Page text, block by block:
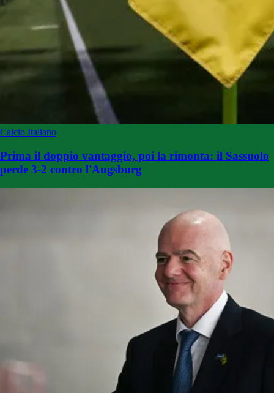
Calcio Italiano
Prima il doppio vantaggio, poi la rimonta: il Sassuolo
perde 3-2 contro l'Augsburg